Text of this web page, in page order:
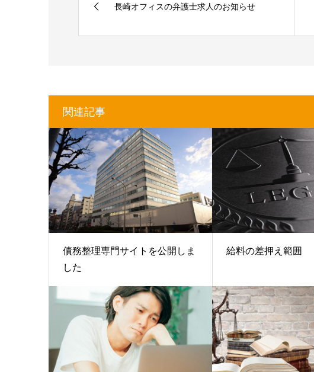
長崎オフィスの弁護士求人のお知らせ
関連記事
債務整理専門サイトを公開しま
した
給料の差押え範囲